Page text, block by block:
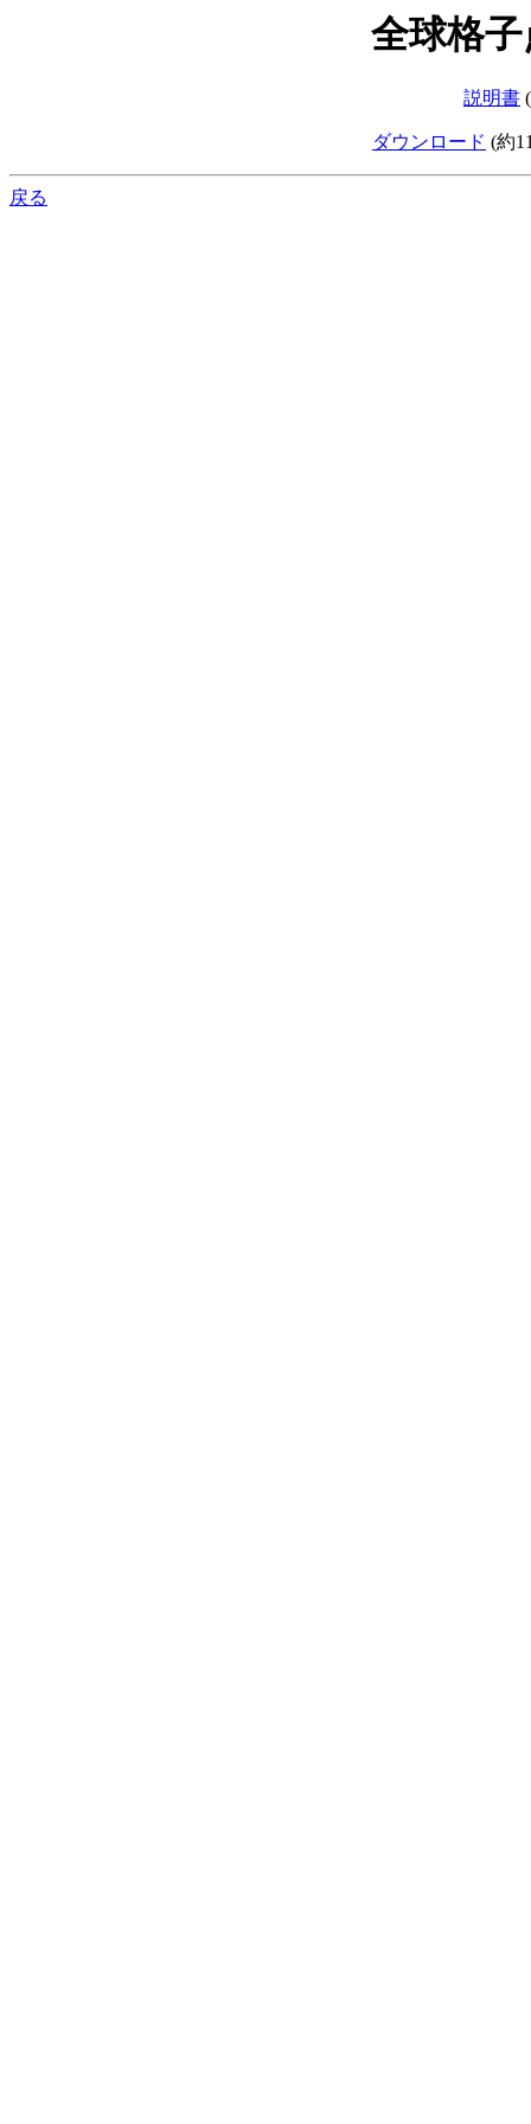
全球格
説明書
ダウンロード (約
戻る